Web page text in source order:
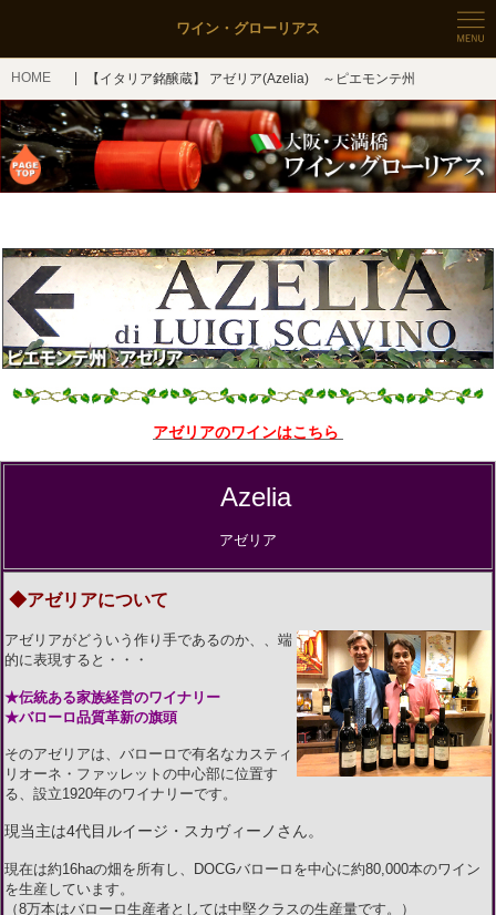
ワイン・グローリアス
HOME 【イタリア銘醸蔵】 アゼリア(Azelia) ～ピエモンテ州
アゼリアのワインはこちら
Azelia
アゼリア
◆アゼリアについて
アゼリアがどういう作り手であるのか、、端
的に表現すると・・・
★伝統ある家族経営のワイナリー
★バローロ品質革新の旗頭
そのアゼリアは、バローロで有名なカスティ
リオーネ・ファッレットの中心部に位置す
る、設立1920年のワイナリーです。
現当主は4代目ルイージ・スカヴィーノさん。
現在は約16haの畑を所有し、DOCGバローロを中心に約80,000本のワイン
を生産しています。
（8万本はバローロ生産者としては中堅クラスの生産量です。）